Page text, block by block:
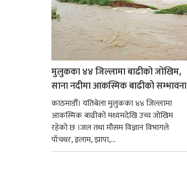
मुलुकका ४४ जिल्लामा बाढीको जोखिम,
साना नदीमा आकस्मिक बाढीको सम्भावना
काठमाडौँ। यतिबेला मुलुकका ४४ जिल्लामा
आकस्मिक बाढीको मध्यमदेखि उच्च जोखिम
रहेको छ ।जल तथा मौसम विज्ञान विभागले
पाँचथर, इलाम, झापा,...